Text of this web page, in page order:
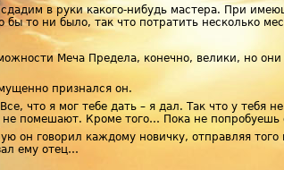
в руки какого-нибудь мастера. При
бы то ни было, так что потратить несколько
Меча Предела, конечно, велики, но
признался он.
что я мог тебе дать – я дал. Так что у тебя
не помешают. Кроме того… Пока не попробуешь
он говорил каждому новичку, отправляя
ему отец…